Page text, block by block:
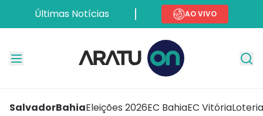
Últimas Notícias AO VIVO
SalvadorBahiaEleições 2026EC BahiaEC Vitória